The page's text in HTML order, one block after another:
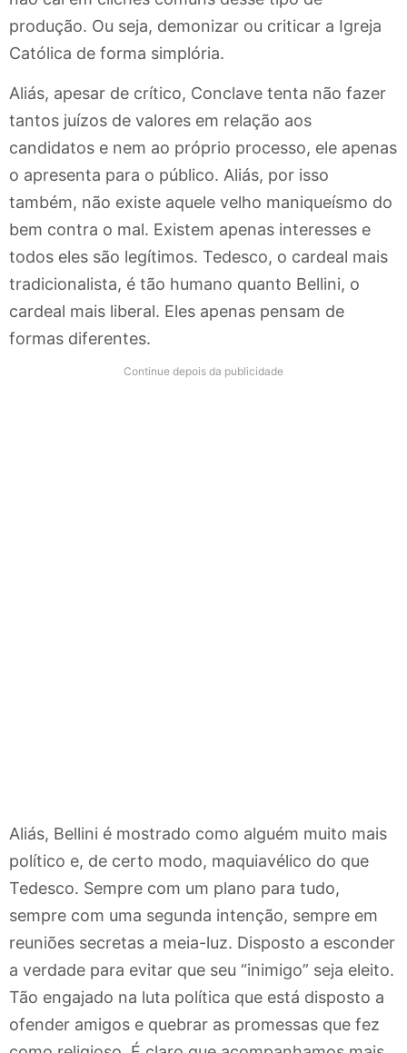
produção. Ou seja, demonizar ou criticar a Igreja
Católica de forma simplória.
Aliás, apesar de crítico, Conclave tenta não fazer
tantos juízos de valores em relação aos
candidatos e nem ao próprio processo, ele apenas
o apresenta para o público. Aliás, por isso
também, não existe aquele velho maniqueísmo do
bem contra o mal. Existem apenas interesses e
todos eles são legítimos. Tedesco, o cardeal mais
tradicionalista, é tão humano quanto Bellini, o
cardeal mais liberal. Eles apenas pensam de
formas diferentes.
Continue depois da publicidade
Aliás, Bellini é mostrado como alguém muito mais
político e, de certo modo, maquiavélico do que
Tedesco. Sempre com um plano para tudo,
sempre com uma segunda intenção, sempre em
reuniões secretas a meia-luz. Disposto a esconder
a verdade para evitar que seu “inimigo” seja eleito.
Tão engajado na luta política que está disposto a
ofender amigos e quebrar as promessas que fez